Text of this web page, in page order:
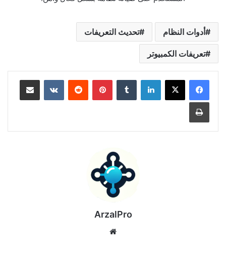
أدوات النظام تحديث التعريفات
تعريفات الكمبيوتر
لينكدإن بينتيريست مشاركة عبر البريد
طباعة
ArzalPro